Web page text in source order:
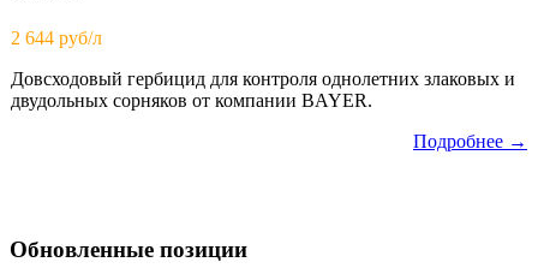
2 644 руб/л
Довсходовый гербицид для контроля однолетних злаковых и
двудольных сорняков от компании BAYER.
Подробнее →
Обновленные позиции